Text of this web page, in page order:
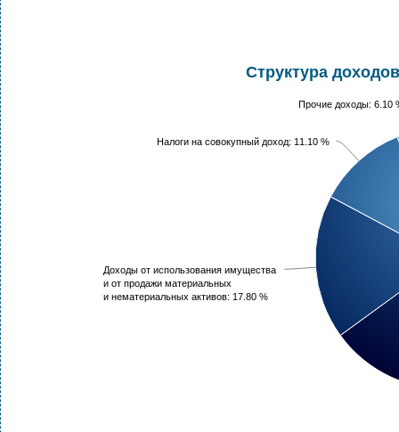
Структура
Доходы от использования имущества
и от продажи материальных
и нематериальных активов: 17.80 %
Налоги на совокупный доход: 11.10 %
Прочие доходы: 6.10